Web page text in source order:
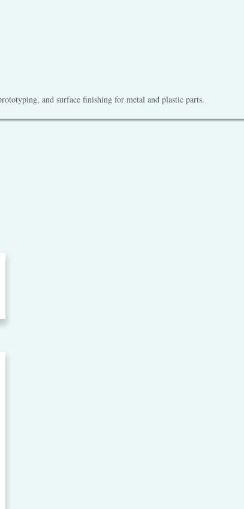
and surface finishing for metal and plastic parts.